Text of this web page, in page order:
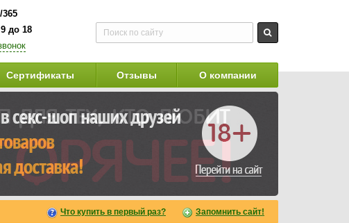
365
до 18
Сертификаты Отзывы О компании
Что купить в первый раз? Запомнить сайт!